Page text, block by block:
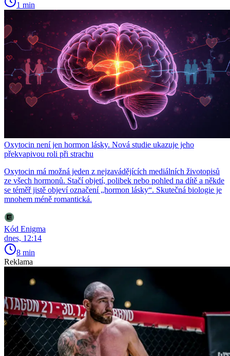
1 min
Oxytocin není jen hormon lásky. Nová studie ukazuje jeho
překvapivou roli při strachu
Oxytocin má možná jeden z nejzavádějících mediálních životopisů
ze všech hormonů. Stačí objetí, polibek nebo pohled na dítě a někde
se téměř jistě objeví označení „hormon lásky“. Skutečná biologie je
mnohem méně romantická.
Kód Enigma
dnes, 12:14
8 min
Reklama